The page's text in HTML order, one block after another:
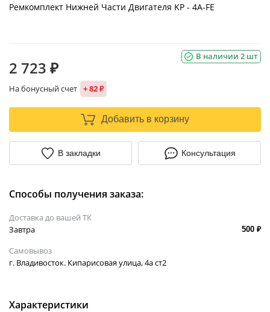
Ремкомплект Нижней Части Двигателя KP - 4A-FE
В наличии 2 шт
2 723 ₽
На бонусный счет + 82 ₽
Добавить в корзину
В закладки Консультация
Способы получения заказа:
Доставка до вашей ТК
Завтра
500 ₽
Самовывоз
г. Владивосток. Кипарисовая улица, 4а ст2
Характеристики